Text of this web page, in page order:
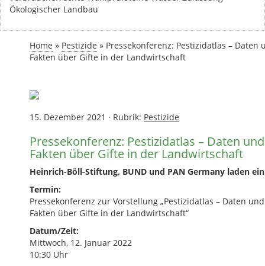
Ökologischer Landbau
Home » Pestizide » Pressekonferenz: Pestizidatlas – Daten
Fakten über Gifte in der Landwirtschaft
15. Dezember 2021 · Rubrik: Pestizide
Pressekonferenz: Pestizidatlas – Daten und
Fakten über Gifte in der Landwirtschaft
Heinrich-Böll-Stiftung, BUND und PAN Germany laden
Termin:
Pressekonferenz zur Vorstellung „Pestizidatlas – Daten und
Fakten über Gifte in der Landwirtschaft“
Datum/Zeit:
Mittwoch, 12. Januar 2022
10:30 Uhr